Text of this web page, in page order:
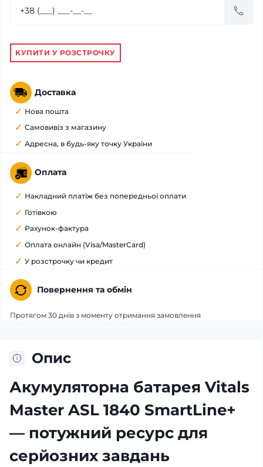
КУПИТИ У РОЗСТРОЧКУ
Доставка
Нова пошта
Самовивіз з магазину
Адресна, в будь-яку точку України
Оплата
Накладний платіж без попередньої оплати
Готівкою
Рахунок-фактура
Оплата онлайн (Visa/MasterCard)
У розстрочку чи кредит
Повернення та обмін
Протягом 30 днів з моменту отримання замовлення
Опис
Акумуляторна батарея Vitals
Master ASL 1840 SmartLine+
— потужний ресурс для
серйозних завдань